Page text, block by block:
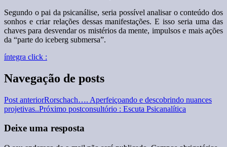
Segundo o pai da psicanálise, seria possível analisar o conteúdo dos
sonhos e criar relações dessas manifestações. E isso seria uma das
chaves para desvendar os mistérios da mente, impulsos e mais ações
da “parte do iceberg submersa”.
íntegra click :
Navegação de posts
Post anteriorRorschach…. Aperfeiçoando e descobrindo nuances
projetivas..Próximo postconsultório : Escuta Psicanalítica
Deixe uma resposta